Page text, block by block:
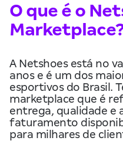
O que é o
A Netshoes está no
anos e é um dos
esportivos do Brasil.
marketplace que é
entrega, qualidade e
faturamento
para milhares de